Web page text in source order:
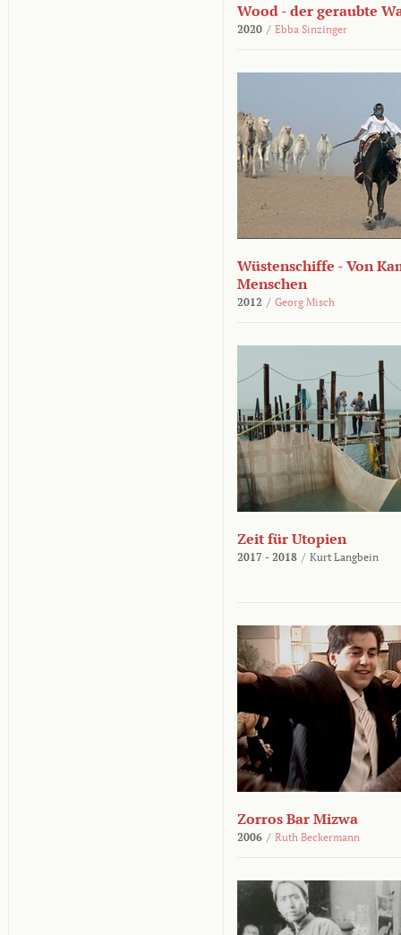
Wood - der geraubte
2020 / Ebba Sinzinger
Wüstenschiffe - Von
Menschen
2012 / Georg Misch
Zeit für Utopien
2017 - 2018 / Kurt Langbein
Zorros Bar Mizwa
2006 / Ruth Beckermann